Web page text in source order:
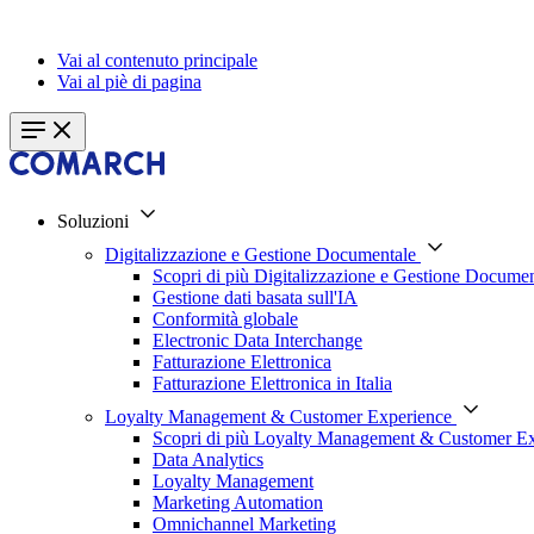
Vai al contenuto principale
Vai al piè di pagina
Soluzioni
Digitalizzazione e Gestione Documentale
Scopri di più Digitalizzazione e Gestione
Gestione dati basata sull'IA
Conformità globale
Electronic Data Interchange
Fatturazione Elettronica
Fatturazione Elettronica in Italia
Loyalty Management & Customer Experience
Scopri di più Loyalty Management & Customer
Data Analytics
Loyalty Management
Marketing Automation
Omnichannel Marketing